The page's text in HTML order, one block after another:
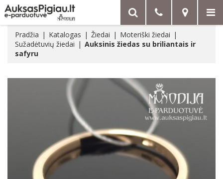
Pradžia Katalogas Žiedai
Moteriški žiedai
Sužadėtuvių žiedai
Auksinis žiedas su briliantais ir
safyru